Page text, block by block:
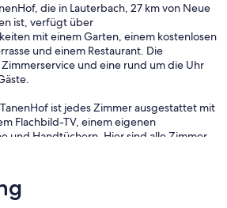
die in Lauterbach, 27 km von Neue
ist, verfügt über
mit einem Garten, einem kostenlosen
und einem Restaurant. Die
und eine rund um die Uhr
ist jedes Zimmer ausgestattet mit
Flachbild-TV, einem eigenen
und Handtüchern. Hier sind alle Zimmer
einen Kleiderschrank und einen